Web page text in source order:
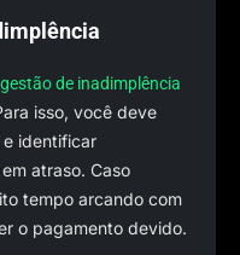
gestão de inadimplência
isso, você deve
e identificar
atraso. Caso
tempo arcando com
o pagamento devido.